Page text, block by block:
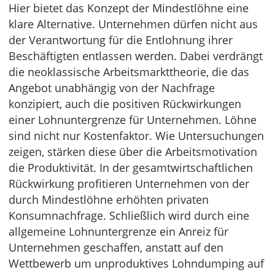
Hier bietet das Konzept der Mindestlöhne eine
klare Alternative. Unternehmen dürfen nicht aus
der Verantwortung für die Entlohnung ihrer
Beschäftigten entlassen werden. Dabei verdrängt
die neoklassische Arbeitsmarkttheorie, die das
Angebot unabhängig von der Nachfrage
konzipiert, auch die positiven Rückwirkungen
einer Lohnuntergrenze für Unternehmen. Löhne
sind nicht nur Kostenfaktor. Wie Untersuchungen
zeigen, stärken diese über die Arbeitsmotivation
die Produktivität. In der gesamtwirtschaftlichen
Rückwirkung profitieren Unternehmen von der
durch Mindestlöhne erhöhten privaten
Konsumnachfrage. Schließlich wird durch eine
allgemeine Lohnuntergrenze ein Anreiz für
Unternehmen geschaffen, anstatt auf den
Wettbewerb um unproduktives Lohndumping auf